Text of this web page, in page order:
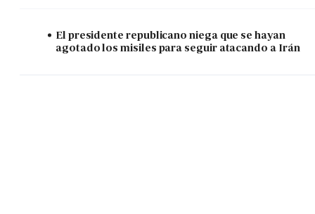
El presidente republicano niega que se hayan
agotado los misiles para seguir atacando a Irán